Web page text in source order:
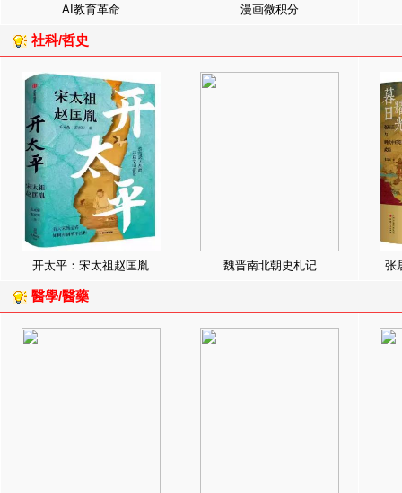
AI教育革命 漫画微积分
社科/哲史
开太平：宋太祖赵匡胤 魏晋南北朝史札记 张
醫學/醫藥